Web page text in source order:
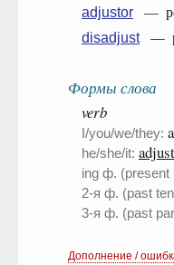
adjustor —
disadjust—
Формы слова
verb
I/you/we/they:
he/she/it:
ing ф. (present
2-я ф. (past
3-я ф. (past
Дополнение /